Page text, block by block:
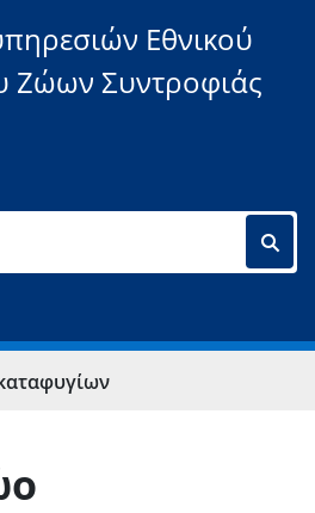
Εθνικού
Συντροφιάς